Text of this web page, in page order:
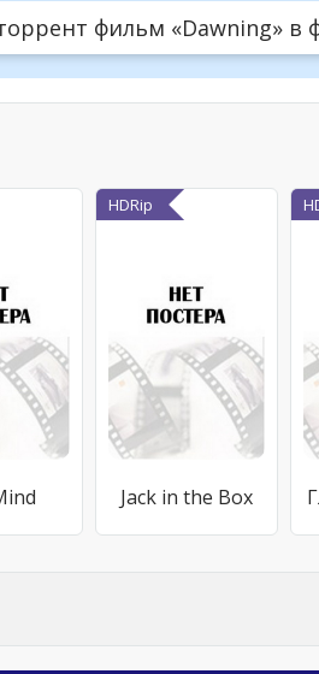
фильм «Dawning» в
HDRip
Jack in the Box